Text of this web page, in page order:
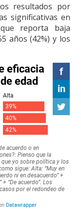
resultados por
significativas en
reporta baja
años (42%) y los